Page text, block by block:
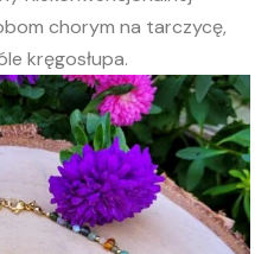
chorym na tarczycę,
kręgosłupa.